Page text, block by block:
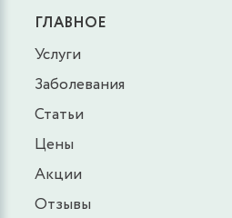
ГЛАВНОЕ
Услуги
Заболевания
Статьи
Цены
Акции
Отзывы